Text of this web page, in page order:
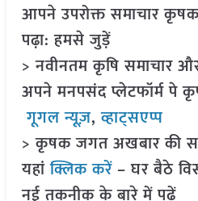
आपने उपरोक्त समाचार
पढ़ा: हमसे जुड़ें
> नवीनतम कृषि समाचार
अपने मनपसंद प्लेटफॉर्म
गूगल न्यूज़,व्हाट्सएप्प
> कृषक जगत अखबार की
यहांक्लिक करें– घर बैठे